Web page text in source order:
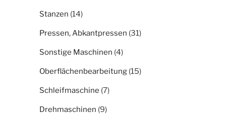
Stanzen (14)
Pressen, Abkantpressen (31)
Sonstige Maschinen (4)
Oberflächenbearbeitung (15)
Schleifmaschine (7)
Drehmaschinen (9)